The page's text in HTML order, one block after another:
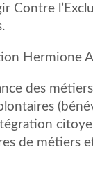
Contre
Hermione
des
de métiers